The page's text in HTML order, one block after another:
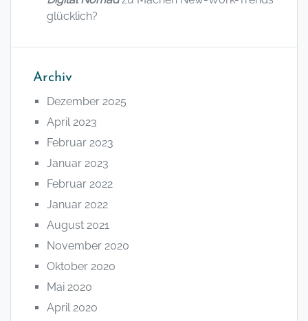
glücklich?
Archiv
Dezember 2025
April 2023
Februar 2023
Januar 2023
Februar 2022
Januar 2022
August 2021
November 2020
Oktober 2020
Mai 2020
April 2020